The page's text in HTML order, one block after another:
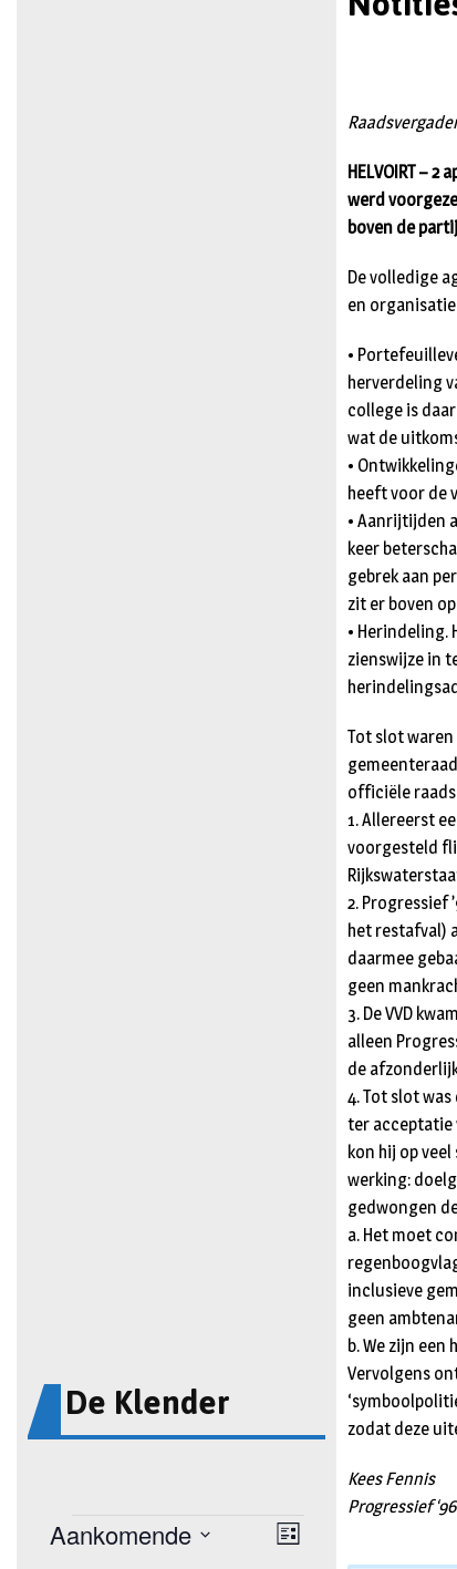
De Klender
HELVOIRT –
werd
boven de
De volledige
en
•
herverdeling
college is
wat de
•
heeft voor de
• Aanrijtijden
keer
gebrek aan
zit er boven
• Herindeling.
zienswijze in
Tot slot
officiële
1. Allereerst
voorgesteld
2. Progressief
het restafval)
daarmee
geen
3. De VVD
alleen
de
4. Tot slot
ter acceptatie
kon hij op
werking:
gedwongen
a. Het moet
inclusieve
geen
b. We zijn
Vervolgens
zodat deze
Kees Fennis
Progressief ‘96